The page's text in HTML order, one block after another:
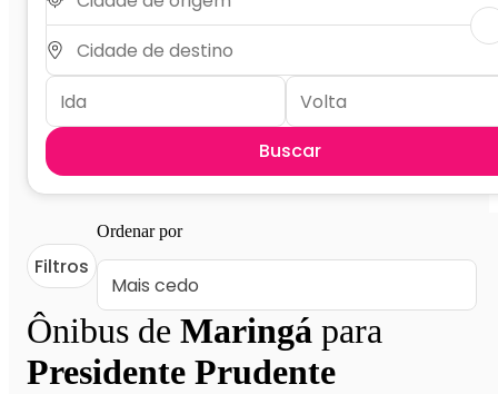
Buscar
Ônibus de Maringá para
Presidente Prudente
Filtros
Ordenar por